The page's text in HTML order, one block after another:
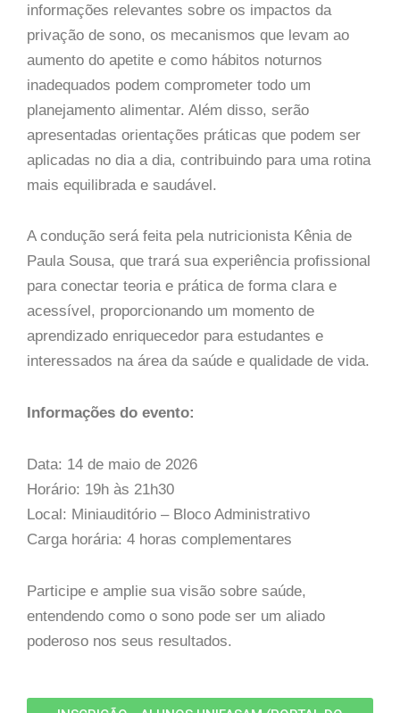
informações relevantes sobre os impactos da
privação de sono, os mecanismos que levam ao
aumento do apetite e como hábitos noturnos
inadequados podem comprometer todo um
planejamento alimentar. Além disso, serão
apresentadas orientações práticas que podem ser
aplicadas no dia a dia, contribuindo para uma rotina
mais equilibrada e saudável.
A condução será feita pela nutricionista Kênia de
Paula Sousa, que trará sua experiência profissional
para conectar teoria e prática de forma clara e
acessível, proporcionando um momento de
aprendizado enriquecedor para estudantes e
interessados na área da saúde e qualidade de vida.
Informações do evento:
Data: 14 de maio de 2026
Horário: 19h às 21h30
Local: Miniauditório – Bloco Administrativo
Carga horária: 4 horas complementares
Participe e amplie sua visão sobre saúde,
entendendo como o sono pode ser um aliado
poderoso nos seus resultados.